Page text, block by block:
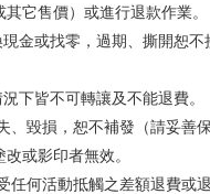
它售價）或進行退款作業。
金或找零，過期、撕開恕不
下皆不可轉讓及不能退費。
、毀損，恕不補發（請妥善
或影印者無效。
任何活動抵觸之差額退費或